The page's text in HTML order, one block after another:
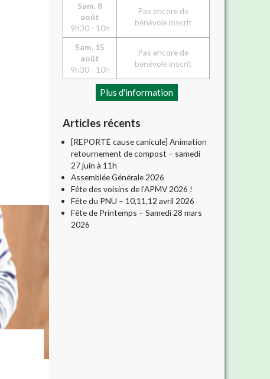
Sam. 8
août
9h30 - 10h
Pas encore de
bénévole inscrit
Sam. 15
août
9h30 - 10h
Pas encore de
bénévole inscrit
Plus d'information
Articles récents
[REPORTÉ cause canicule] Animation
retournement de compost – samedi
27 juin à 11h
Assemblée Générale 2026
Fête des voisins de l’APMV 2026 !
Fête du PNU – 10,11,12 avril 2026
Fête de Printemps – Samedi 28 mars
2026